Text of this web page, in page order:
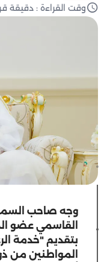
وقت القراءة : دقيقة
وجه صاحب
القاسمي عضو
بتقديم "خدمة
المواطنين من